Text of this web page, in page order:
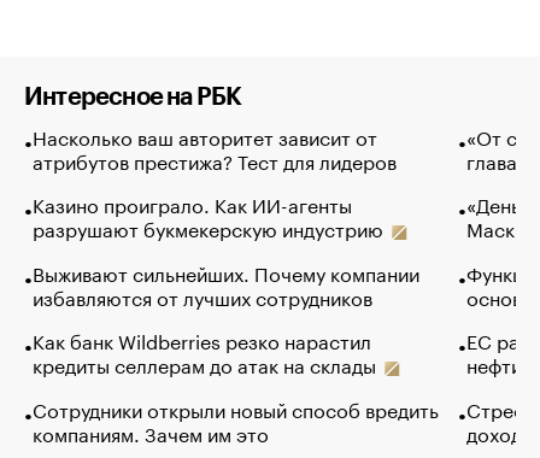
Интересное на РБК
Насколько ваш авторитет зависит от
атрибутов престижа? Тест для лидеров
Казино проиграло. Как ИИ-агенты
разрушают букмекерскую индустрию
Выживают сильнейших. Почему компании
избавляются от лучших сотрудников
Как банк Wildberries резко нарастил
кредиты селлерам до атак на склады
Сотрудники открыли новый способ вредить
компаниям. Зачем им это
«От
глава
Маск в
основ
ЕС
нефти